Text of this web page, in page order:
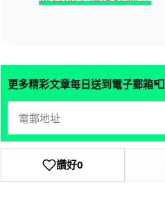
更多精彩文章每日送到電子郵箱📮
讚好0